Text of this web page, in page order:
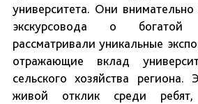
университета. Они
экскурсовода о богатой
рассматривали уникальные
отражающие вклад
сельского хозяйства региона.
живой отклик среди